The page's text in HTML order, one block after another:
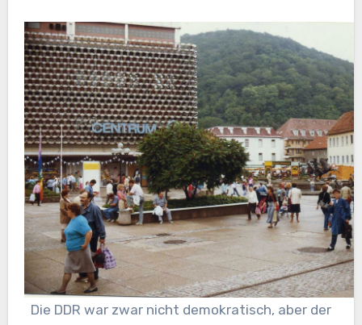
Die DDR war zwar nicht demokratisch, aber der